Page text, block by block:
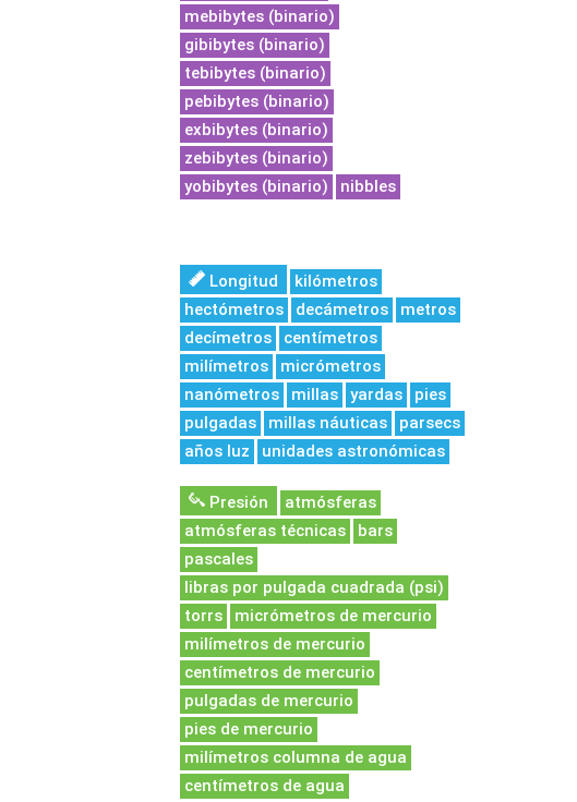
mebibytes (binario)
gibibytes (binario)
tebibytes (binario)
pebibytes (binario)
exbibytes (binario)
zebibytes (binario)
yobibytes (binario)
nibbles
Longitud
kilómetros
hectómetros
decámetros
metros
decímetros
centímetros
milímetros
micrómetros
nanómetros
millas yardas
pies
pulgadas
millas náuticas
parsecs
años luz
unidades astronómicas
Presión
atmósferas
atmósferas técnicas
bars
pascales
libras por pulgada cuadrada (psi)
torrs
micrómetros de mercurio
milímetros de mercurio
centímetros de mercurio
pulgadas de mercurio
pies de mercurio
milímetros columna de agua
centímetros de agua